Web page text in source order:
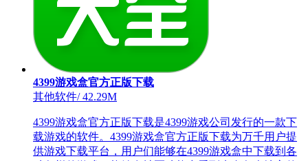
4399游戏盒官方正版下载
其他软件/42.29M
4399游戏盒官方正版下载是4399游戏公司发行的一款下
载游戏的软件。4399游戏盒官方正版下载为万千用户提
供游戏下载平台，用户们能够在4399游戏盒中下载到各